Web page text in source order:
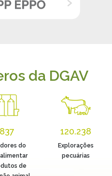
da DGAV
do
de
120.238
Explorações
pecuárias